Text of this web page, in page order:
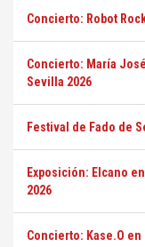
Concierto: Robot
Concierto: María
Sevilla 2026
Festival de Fado de
Exposición: Elcano
2026
Concierto: Kase.O